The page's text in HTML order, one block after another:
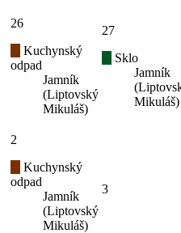
26
Kuchynský
odpad
Jamník
(Liptovský
Mikuláš)
27
Sklo
Jamník
Mikuláš)
2
Kuchynský
odpad
Jamník
(Liptovský
Mikuláš)
3